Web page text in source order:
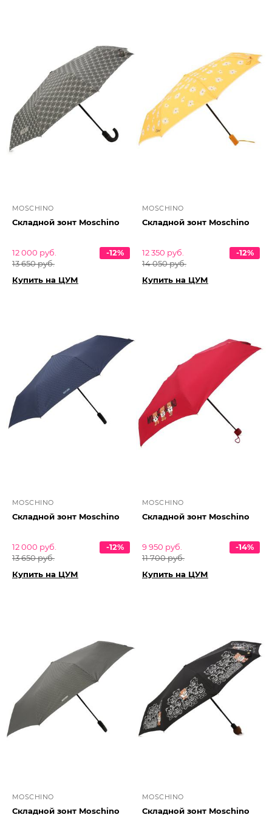
MOSCHINO
Складной зонт Moschino
12 000 руб.
13 650 руб.
-12%
Купить на ЦУМ
MOSCHINO
Складной зонт Moschino
12 350 руб.
14 050 руб.
-12%
Купить на ЦУМ
MOSCHINO
Складной зонт Moschino
12 000 руб.
13 650 руб.
-12%
Купить на ЦУМ
MOSCHINO
Складной зонт Moschino
9 950 руб.
11 700 руб.
-14%
Купить на ЦУМ
MOSCHINO
Складной зонт Moschino
MOSCHINO
Складной зонт Moschino